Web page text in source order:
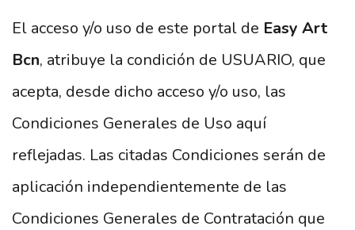
El acceso y/o uso de este portal de Easy Art
Bcn, atribuye la condición de USUARIO, que
acepta, desde dicho acceso y/o uso, las
Condiciones Generales de Uso aquí
reflejadas. Las citadas Condiciones serán de
aplicación independientemente de las
Condiciones Generales de Contratación que